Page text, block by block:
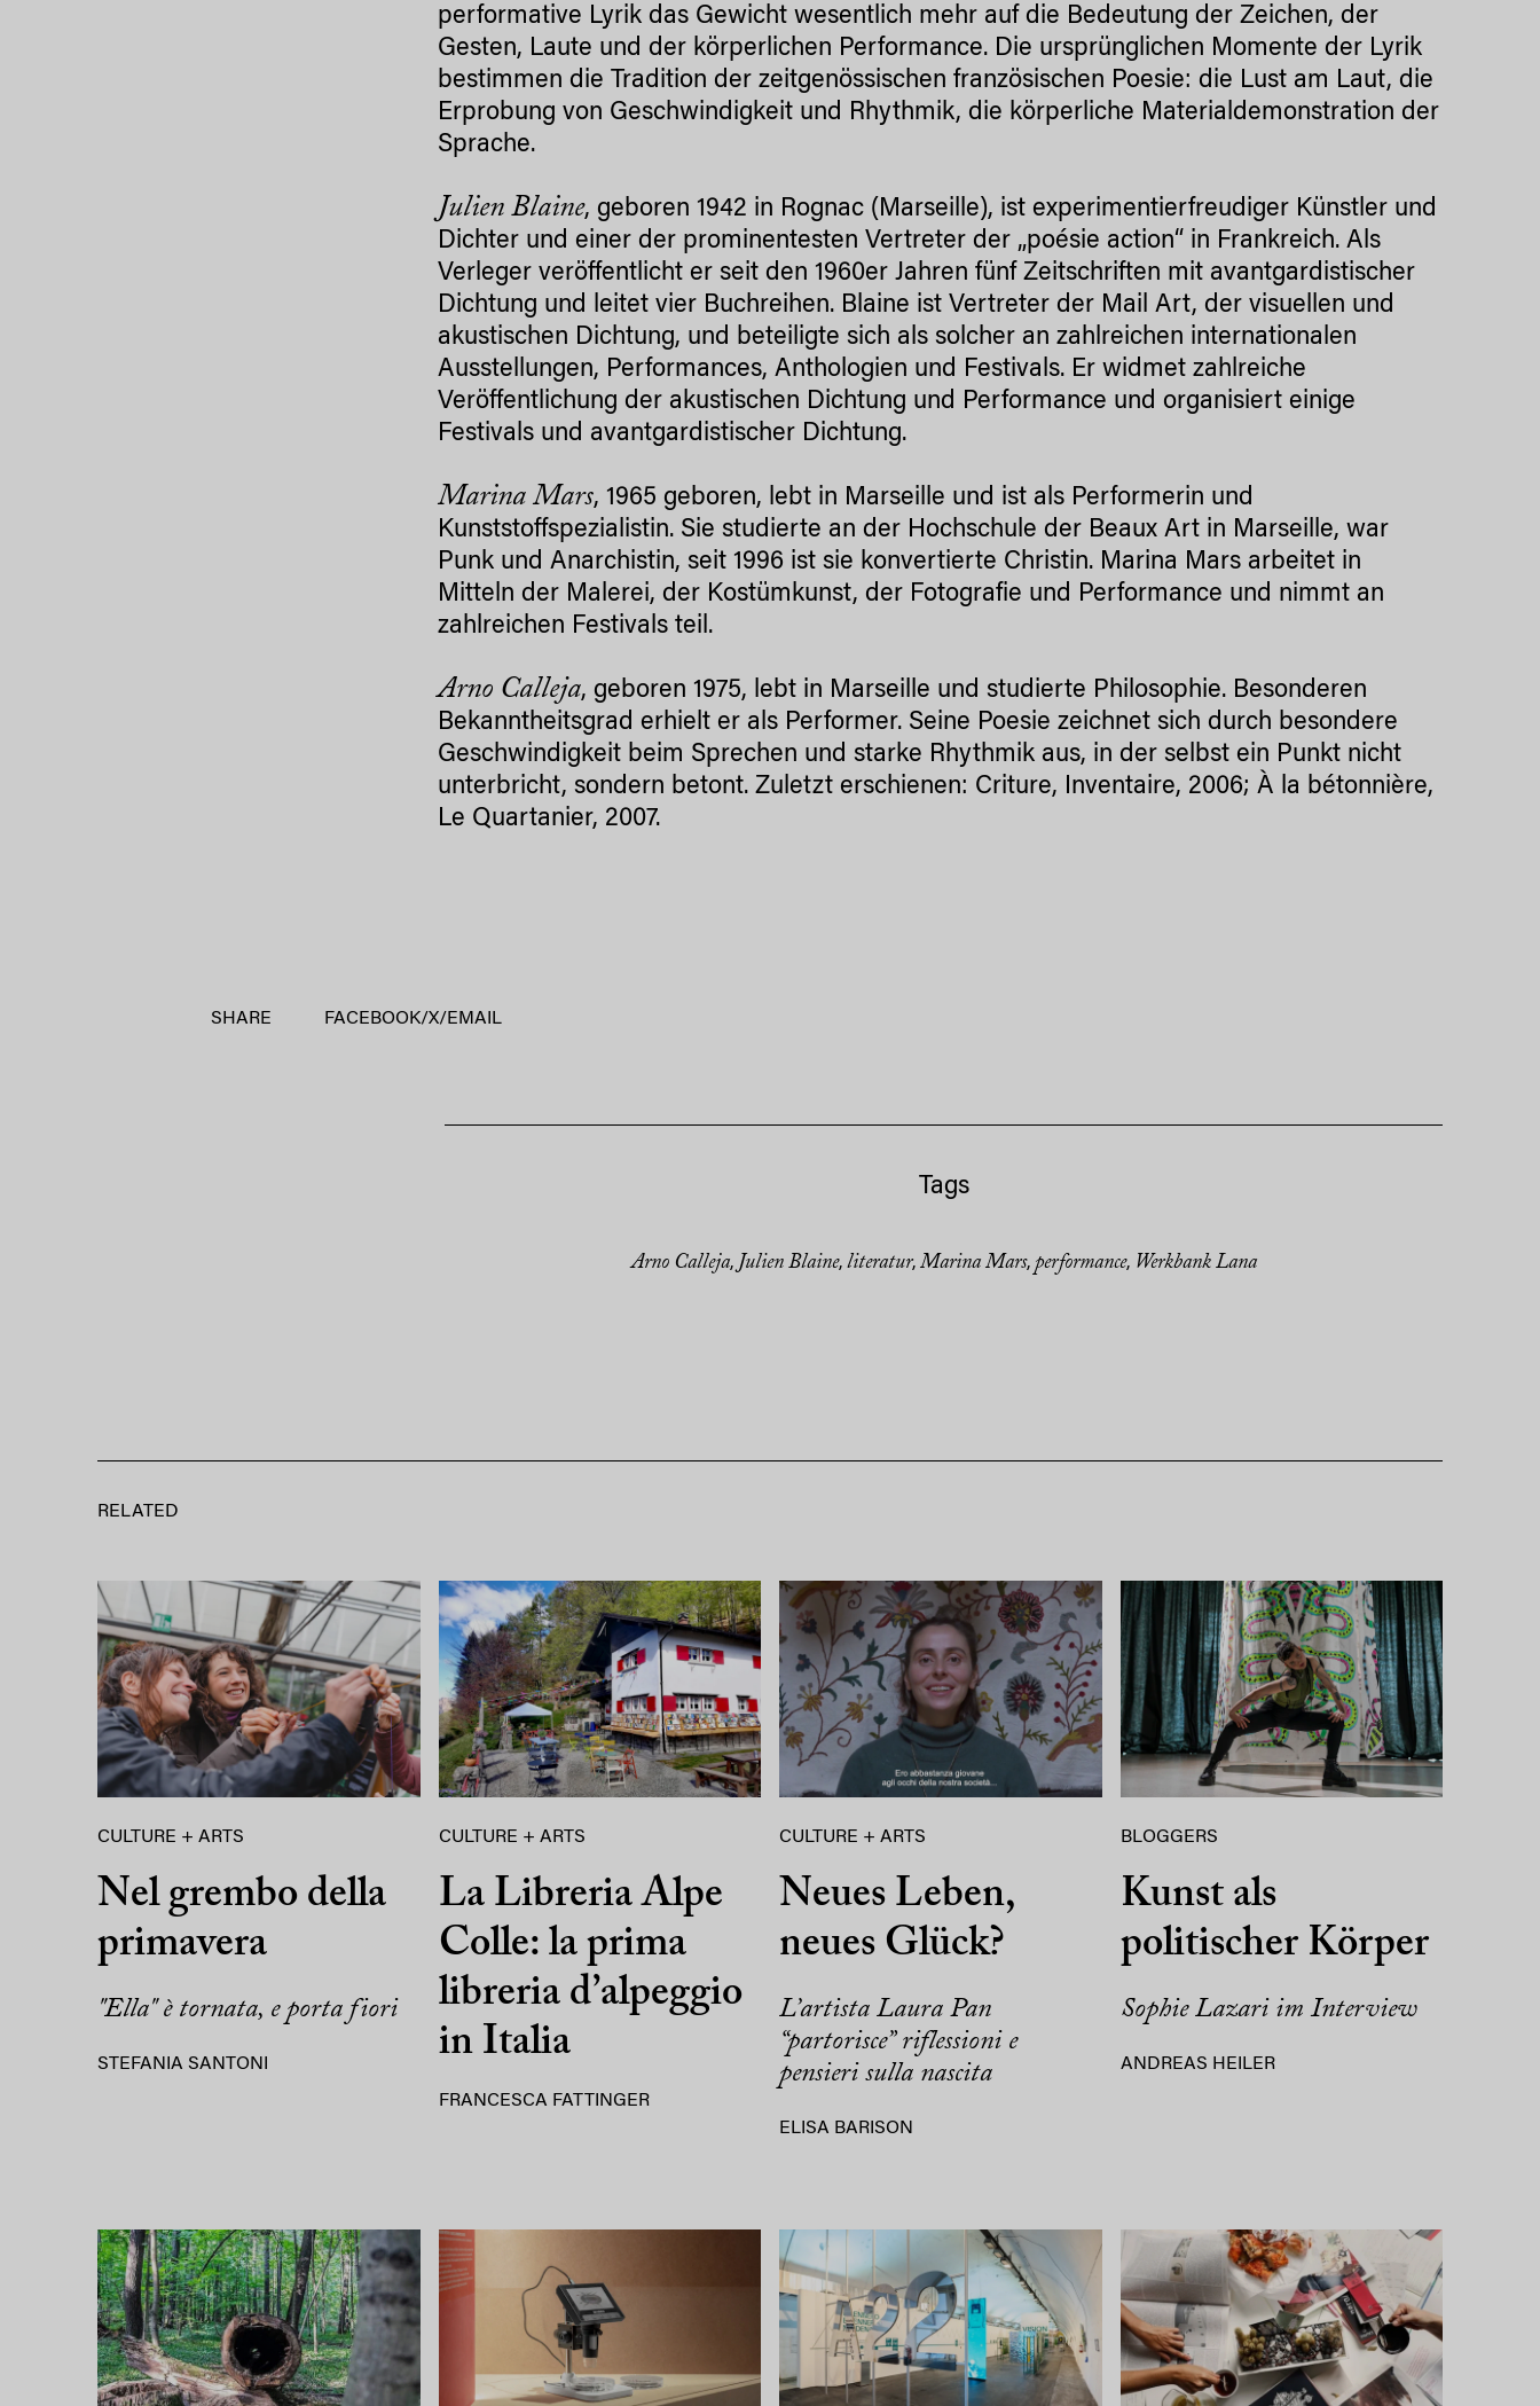
performative Lyrik das Gewicht wesentlich mehr auf die Bedeutung der Zeichen, der
Gesten, Laute und der körperlichen Performance. Die ursprünglichen Momente der Lyrik
bestimmen die Tradition der zeitgenössischen französischen Poesie: die Lust am Laut, die
Erprobung von Geschwindigkeit und Rhythmik, die körperliche Materialdemonstration der
Sprache.
Julien Blaine, geboren 1942 in Rognac (Marseille), ist experimentierfreudiger Künstler und
Dichter und einer der prominentesten Vertreter der „poésie action“ in Frankreich. Als
Verleger veröffentlicht er seit den 1960er Jahren fünf Zeitschriften mit avantgardistischer
Dichtung und leitet vier Buchreihen. Blaine ist Vertreter der Mail Art, der visuellen und
akustischen Dichtung, und beteiligte sich als solcher an zahlreichen internationalen
Ausstellungen, Performances, Anthologien und Festivals. Er widmet zahlreiche
Veröffentlichung der akustischen Dichtung und Performance und organisiert einige
Festivals und avantgardistischer Dichtung.
Marina Mars, 1965 geboren, lebt in Marseille und ist als Performerin und
Kunststoffspezialistin. Sie studierte an der Hochschule der Beaux Art in Marseille, war
Punk und Anarchistin, seit 1996 ist sie konvertierte Christin. Marina Mars arbeitet in
Mitteln der Malerei, der Kostümkunst, der Fotografie und Performance und nimmt an
zahlreichen Festivals teil.
Arno Calleja, geboren 1975, lebt in Marseille und studierte Philosophie. Besonderen
Bekanntheitsgrad erhielt er als Performer. Seine Poesie zeichnet sich durch besondere
Geschwindigkeit beim Sprechen und starke Rhythmik aus, in der selbst ein Punkt nicht
unterbricht, sondern betont. Zuletzt erschienen: Criture, Inventaire, 2006; À la bétonnière,
Le Quartanier, 2007.
SHARE FACEBOOK/X/ EMAIL
Tags
Arno Calleja, Julien Blaine, literatur, Marina Mars, performance, Werkbank Lana
RELATED
CULTURE + ARTS
Nel grembo della
primavera
"Ella" è tornata, e porta fiori
STEFANIA SANTONI
CULTURE + ARTS
La Libreria Alpe
Colle: la prima
libreria d’alpeggio
in Italia
FRANCESCA FATTINGER
CULTURE + ARTS
Neues Leben,
neues Glück?
L’artista Laura Pan
“partorisce” riflessioni e
pensieri sulla nascita
ELISA BARISON
BLOGGERS
Kunst als
politischer Körper
Sophie Lazari im Interview
ANDREAS HEILER